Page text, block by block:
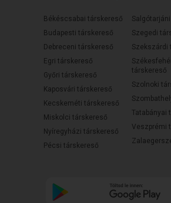
Békéscsabai társkereső
Budapesti társkereső
Debreceni társkereső
Egri társkereső
Győri társkereső
Kaposvári társkereső
Kecskeméti társkereső
Miskolci társkereső
Nyíregyházi társkereső
Pécsi társkereső
Szegedi
Szekszárdi
társkereső
Szolnoki
Tatabányai
Veszprémi